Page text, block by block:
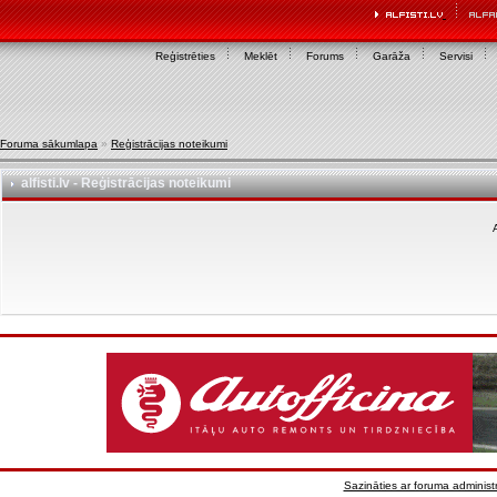
Reģistrēties Meklēt Forums Garāža Servisi
Foruma sākumlapa » Reģistrācijas noteikumi
alfisti.lv - Reģistrācijas noteikumi
Sazināties ar foruma